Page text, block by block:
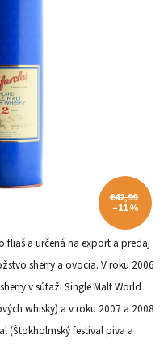
fliaš a určená na export a predaj
sherry a ovocia. V roku 2006
v súťaži Single Malt World
whisky) a v roku 2007 a 2008
(Štokholmský festival piva a
€42,99
–11 %